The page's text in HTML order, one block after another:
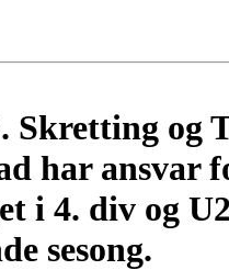
Skretting og
har ansvar
i 4. div og
sesong.